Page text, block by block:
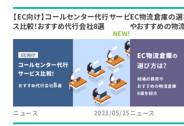
【EC向け】コールセンター代行サービ
ス比較！おすすめ代行会社8選
NEW!
ニュース 2023/05/25
EC物流倉庫の
やおすすめの物
ニュース